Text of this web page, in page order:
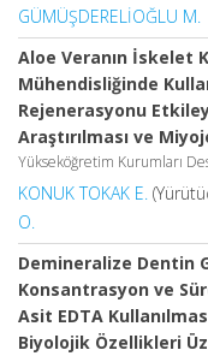
GÜMÜŞDERELİOĞLU M.
Aloe Veranın İskelet
Mühendisliğinde
Rejenerasyonu
Araştırılması ve
Yükseköğretim Kurumları
KONUK TOKAK E.
O.
Demineralize Dentin
Konsantrasyon ve
Asit EDTA
Biyolojik Özellikleri